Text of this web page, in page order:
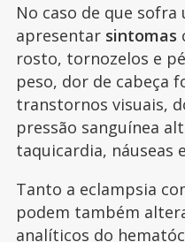
No caso de que
apresentar sintomas
rosto, tornozelos e
peso, dor de cabeça
transtornos visuais,
pressão sanguínea
taquicardia, náuseas
Tanto a eclampsia
podem também
analíticos do